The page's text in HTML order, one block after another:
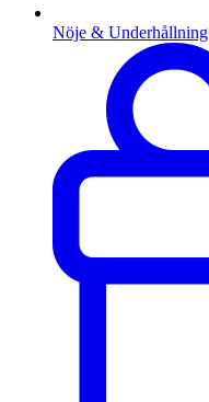
Nöje & Underhållning